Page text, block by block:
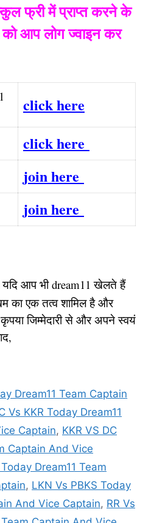
फ्री में प्राप्त करने के
आप लोग ज्वाइन कर
click here
click here
join here
join here
यदि आप भी dream11 खेलते हैं
का एक तत्व शामिल है और
जिम्मेदारी से और अपने स्वयं
Dream11 Team Captain
Vs KKR Today Dream11
Captain, KKR VS DC
Captain And Vice
Dream11 Team
, LKN Vs PBKS Today
And Vice Captain, RR Vs